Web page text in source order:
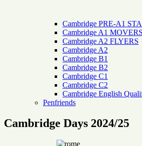
Cambridge PRE-A1
Cambridge A1 MOVERS
Cambridge A2 FLYERS
Cambridge A2
Cambridge B1
Cambridge B2
Cambridge C1
Cambridge C2
Cambridge English
Penfriends
Cambridge Days 2024/25